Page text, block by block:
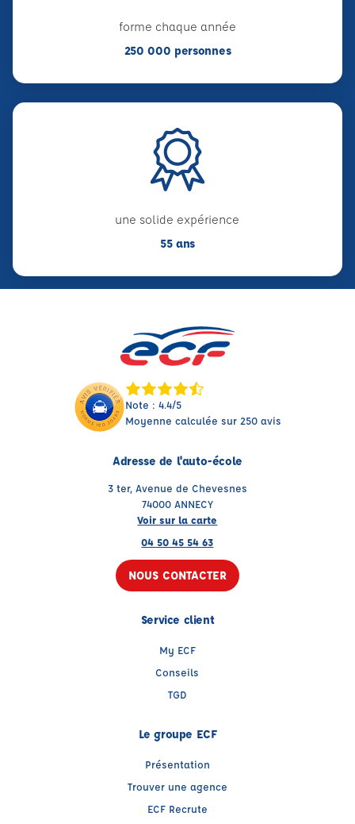
forme chaque année
250 000 personnes
une solide expérience
55 ans
Note : 4.4/5
Moyenne calculée sur 250 avis
Adresse de l'auto-école
3 ter, Avenue de Chevesnes
74000 ANNECY
Voir sur la carte
04 50 45 54 63
NOUS CONTACTER
Service client
My ECF
Conseils
TGD
Le groupe ECF
Présentation
Trouver une agence
ECF Recrute